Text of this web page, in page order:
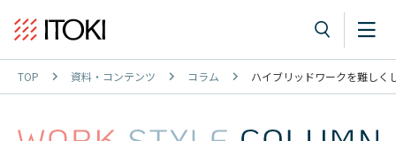
TOP 資料・コンテンツ コラム ハイブリッドワークを難しく